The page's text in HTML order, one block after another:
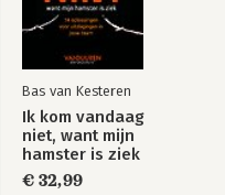
Bas van Kesteren
Ik kom vandaag
niet, want mijn
hamster is ziek
€ 32,99